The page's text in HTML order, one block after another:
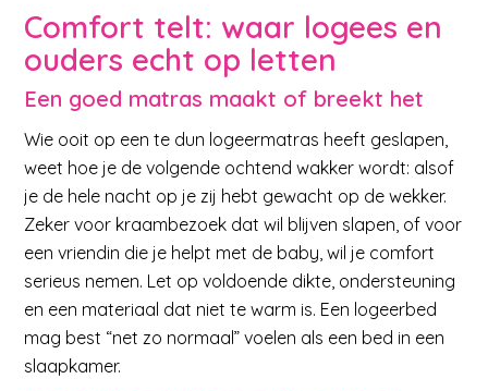
Comfort telt: waar logees en
ouders echt op letten
Een goed matras maakt of breekt het
Wie ooit op een te dun logeermatras heeft geslapen,
weet hoe je de volgende ochtend wakker wordt: alsof
je de hele nacht op je zij hebt gewacht op de wekker.
Zeker voor kraambezoek dat wil blijven slapen, of voor
een vriendin die je helpt met de baby, wil je comfort
serieus nemen. Let op voldoende dikte, ondersteuning
en een materiaal dat niet te warm is. Een logeerbed
mag best “net zo normaal” voelen als een bed in een
slaapkamer.